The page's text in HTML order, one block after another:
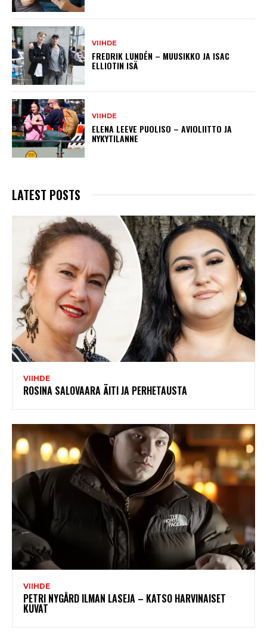
VIIHDE
FREDRIK LUNDÉN – MUUSIKKO JA ISAC
ELLIOTIN ISÄ
VIIHDE
ELENA LEEVE PUOLISO – AVIOLIITTO JA
NYKYTILANNE
LATEST POSTS
VIIHDE
ROSINA SALOVAARA ÄITI JA PERHETAUSTA
VIIHDE
PETRI NYGÅRD ILMAN LASEJA – KATSO HARVINAISET
KUVAT